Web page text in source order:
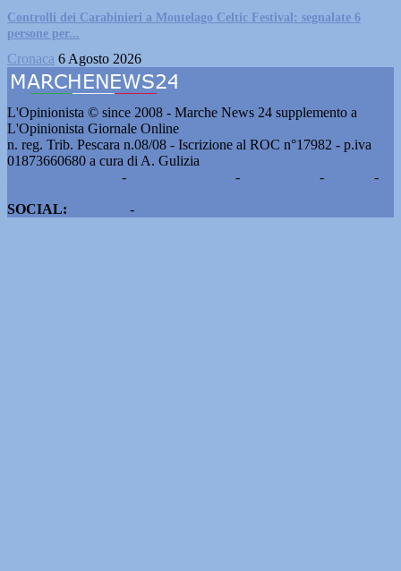
Controlli dei Carabinieri a Montelago Celtic Festival: segnalate 6
persone per...
Cronaca 6 Agosto 2026
L'Opinionista © since 2008 - Marche News 24 supplemento a
L'Opinionista Giornale Online
n. reg. Trib. Pescara n.08/08 - Iscrizione al ROC n°17982 - p.iva
01873660680 a cura di A. Gulizia
- - -
-
SOCIAL:
-